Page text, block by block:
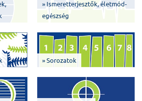
» Ismeretterjesztők, életmód-
egészség
» Sorozatok